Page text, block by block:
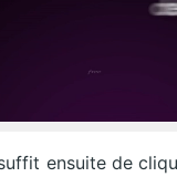
ensuite de